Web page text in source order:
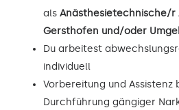
als Anästhesietechnische/r
Gersthofen und/oder
Du arbeitest
individuell
Vorbereitung und Assistenz
Durchführung gängiger